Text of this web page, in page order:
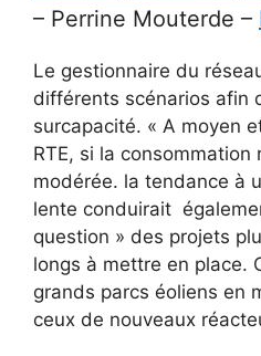
– Perrine Mouterde –
Le gestionnaire du
différents scénarios afin
surcapacité. « A moyen
RTE, si la consommation
modérée. la tendance à
lente conduirait
question » des projets
longs à mettre en place.
grands parcs éoliens en
ceux de nouveaux